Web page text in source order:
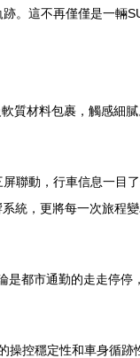
。這不再僅僅是一輛
質材料包裹，觸感細
動，行車信息一目
統，更將每一次旅程
都市通勤的走走停
控穩定性和車身循